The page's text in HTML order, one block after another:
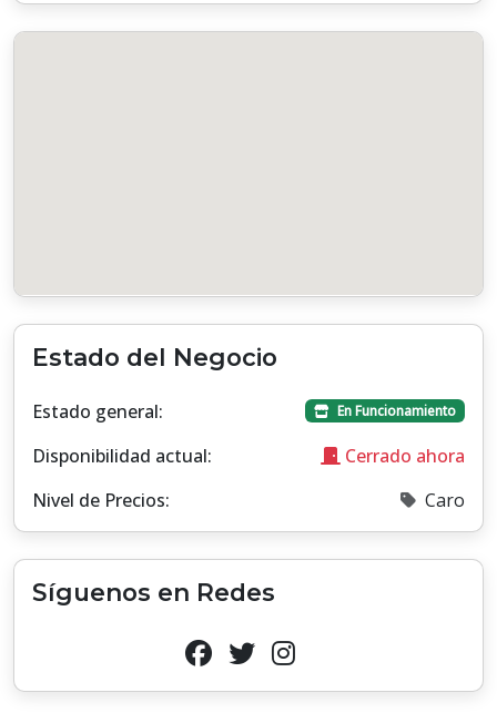
Estado del Negocio
Estado general: En Funcionamiento
Disponibilidad actual:
Cerrado ahora
Nivel de Precios:
Caro
Síguenos en Redes